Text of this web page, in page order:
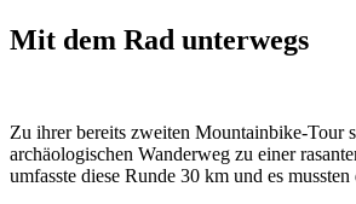
Mit dem Rad unterwegs
Zu ihrer bereits zweiten Mountainbike-Tour
archäologischen Wanderweg zu einer
umfasste diese Runde 30 km und es